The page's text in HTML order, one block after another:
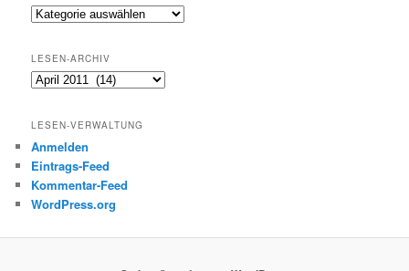
Lesen-
LESEN-ARCHIV
Lesen-
LESEN-VERWALTUNG
Anmelden
Eintrags-Feed
Kommentar-Feed
WordPress.org